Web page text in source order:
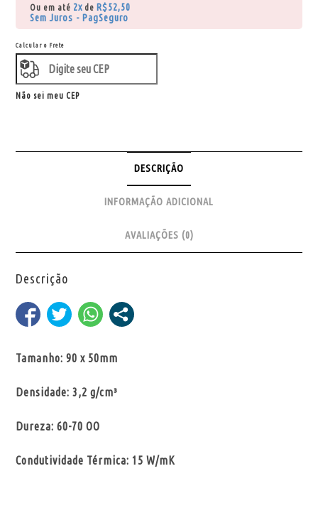
Ou em até 2x de R$52,50
Sem Juros - PagSeguro
Calcular o Frete
Não sei meu CEP
DESCRIÇÃO
INFORMAÇÃO ADICIONAL
AVALIAÇÕES (0)
Descrição
Tamanho: 90 x 50mm
Densidade: 3,2 g/cm³
Dureza: 60-70 OO
Condutividade Térmica: 15 W/mK